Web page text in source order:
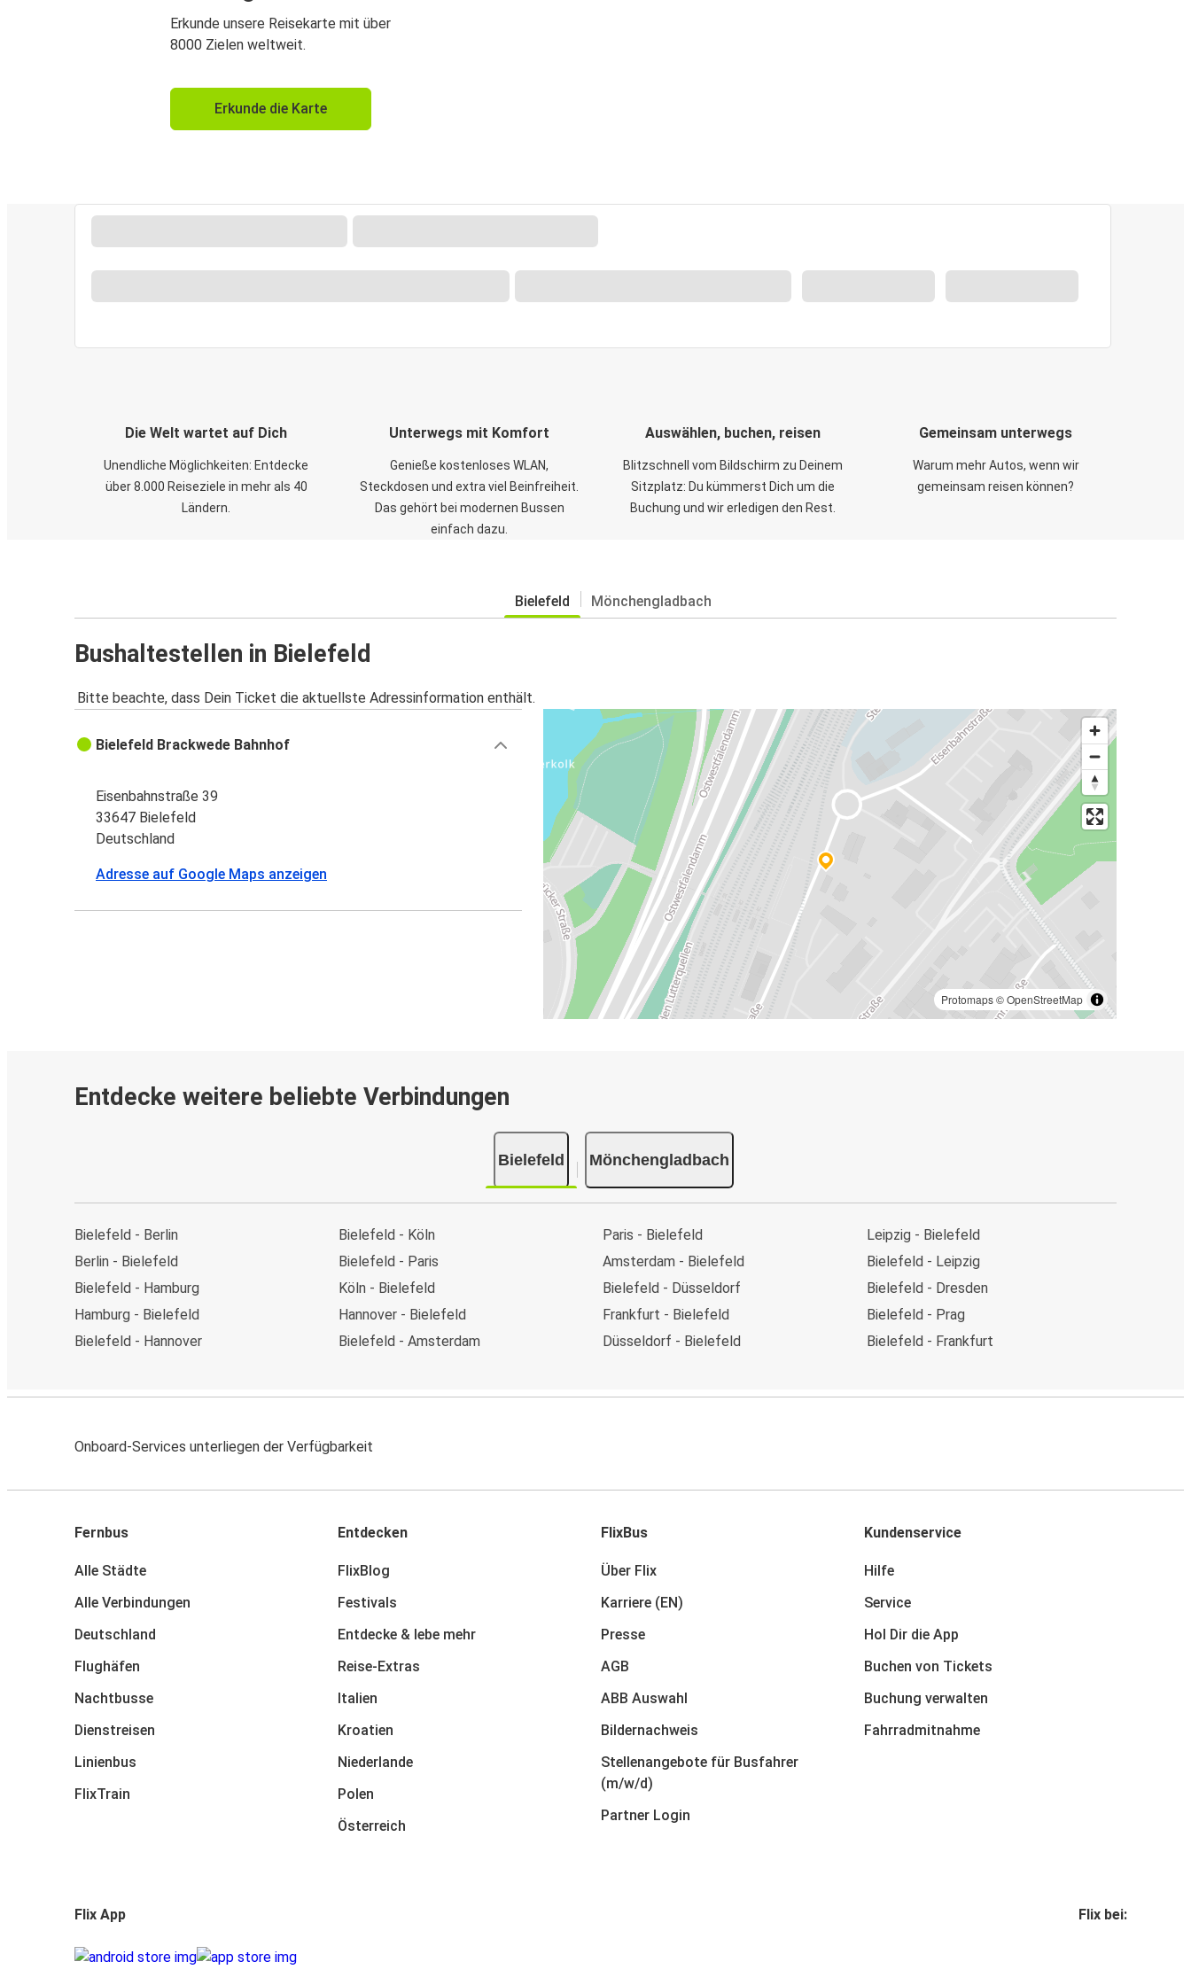
Erkunde unsere Reisekarte mit über
8000 Zielen weltweit.
Erkunde die Karte
Die Welt wartet auf Dich
Unendliche Möglichkeiten: Entdecke
über 8.000 Reiseziele in mehr als 40
Ländern.
Unterwegs mit Komfort
Genieße kostenloses WLAN,
Steckdosen und extra viel Beinfreiheit.
Das gehört bei modernen Bussen
einfach dazu.
Auswählen, buchen, reisen
Blitzschnell vom Bildschirm zu Deinem
Sitzplatz: Du kümmerst Dich um die
Buchung und wir erledigen den Rest.
Gemeinsam unterwegs
Warum mehr Autos, wenn wir
gemeinsam reisen können?
Bielefeld Mönchengladbach
Bushaltestellen in Bielefeld
Bitte beachte, dass Dein Ticket die aktuellste Adressinformation enthält.
Protomaps©OpenStreetMap
Bielefeld Brackwede Bahnhof
Eisenbahnstraße 39
33647 Bielefeld
Deutschland
Adresse auf Google Maps anzeigen
Entdecke weitere beliebte Verbindungen
Bielefeld Mönchengladbach
Bielefeld - Berlin
Berlin - Bielefeld
Bielefeld - Hamburg
Hamburg - Bielefeld
Bielefeld - Hannover
Bielefeld - Köln
Bielefeld - Paris
Köln - Bielefeld
Hannover - Bielefeld
Bielefeld - Amsterdam
Paris - Bielefeld
Amsterdam - Bielefeld
Bielefeld - Düsseldorf
Frankfurt - Bielefeld
Düsseldorf - Bielefeld
Leipzig - Bielefeld
Bielefeld - Leipzig
Bielefeld - Dresden
Bielefeld - Prag
Bielefeld - Frankfurt
Onboard-Services unterliegen der Verfügbarkeit
Fernbus
Alle Städte
Alle Verbindungen
Deutschland
Flughäfen
Nachtbusse
Dienstreisen
Linienbus
FlixTrain
Entdecken
FlixBlog
Festivals
Entdecke & lebe mehr
Reise-Extras
Italien
Kroatien
Niederlande
Polen
Österreich
FlixBus
Über Flix
Karriere (EN)
Presse
AGB
ABB Auswahl
Bildernachweis
Stellenangebote für Busfahrer
(m/w/d)
Partner Login
Kundenservice
Hilfe
Service
Hol Dir die App
Buchen von Tickets
Buchung verwalten
Fahrradmitnahme
Flix App Flix bei: